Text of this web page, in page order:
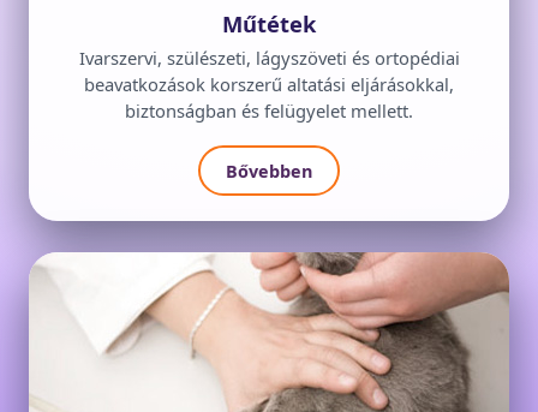
Műtétek
Ivarszervi, szülészeti, lágyszöveti és ortopédiai
beavatkozások korszerű altatási eljárásokkal,
biztonságban és felügyelet mellett.
Bővebben